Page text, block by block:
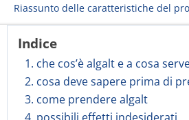
Riassunto delle caratteristiche del
Indice
1. che cos’è algalt e a cosa
2. cosa deve sapere prima di
3. come prendere algalt